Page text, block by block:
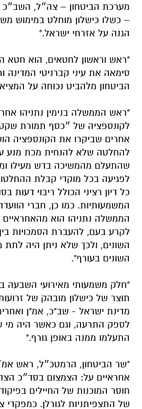
מערכת הביטחון – צה״ל, השב״כ
– כשלו כישלון מוחלט במימוש
הגנה על אזרחי ישראל."
"ראש וראשון לחטאים, הוא חטא
סימאה את עיני קברניטי המדינה
הביטחון מלהביט נכוחה על
"ראש הממשלה בנימין נתניהו
לקונספציה של ״כסף תמורת
אחרים שביקרו את הקונספציה
להחלטה שלא להנחית מכת מנע
שהתעלם מהמשיכה בדש מעילו
לפגיעה בכל מוקדי קבלת
כל דיון רציני הכולל ריבוי דעות
המשמעותיות. כמו כן, חברי
הממשלה נתניהו הוא
לקרע בעם, להעברת הסמכויות
השונים, ולכך שלא ניתן היה לתת
השונים בעורף".
"חלק משמעותי מאירועי השבעה
תוצר של כישלון מובהק של
מדינת ישראל - שב"כ, אמ"ן
לספק התרעה, וגם כאשר היה מי
התעלמו ממנה באופן גורף."
"שר הביטחון, הרמטכ״ל, ראש
אחראיים על: הצמצום בסד״כ
חוסר המוכנות של החיילים
של התצפיתניות לגורלן. כמפקדי